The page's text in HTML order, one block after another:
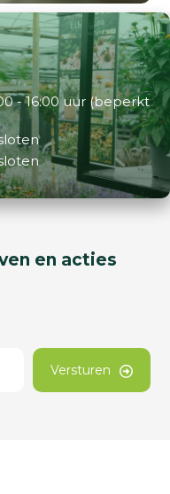
- 16:00 uur (beperkt
en acties
Versturen